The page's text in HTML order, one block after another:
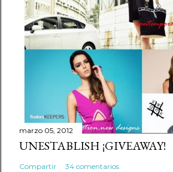
marzo 05, 2012
UNESTABLISH ¡GIVEAWAY!
Compartir 34 comentarios